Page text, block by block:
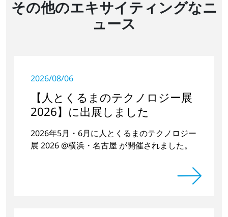
その他のエキサイティングなニ
ュース
2026/08/06
【人とくるまのテクノロジー展
2026】に出展しました
2026年5月・6月に人とくるまのテクノロジー
展 2026 @横浜・名古屋 が開催されました。